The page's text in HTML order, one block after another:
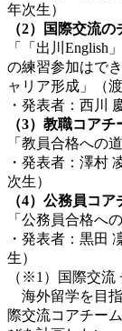
年次生）
（2）国際交流
「「出川English
の練習参加はで
ャリア形成」（
・発表者：西川
（3）教職コア
「教員合格への道
・発表者：澤村
次生）
（4）公務員コ
「公務員合格へ
・発表者：黒田
生）
（※1）国際交流
海外留学を目
際交流コアチー